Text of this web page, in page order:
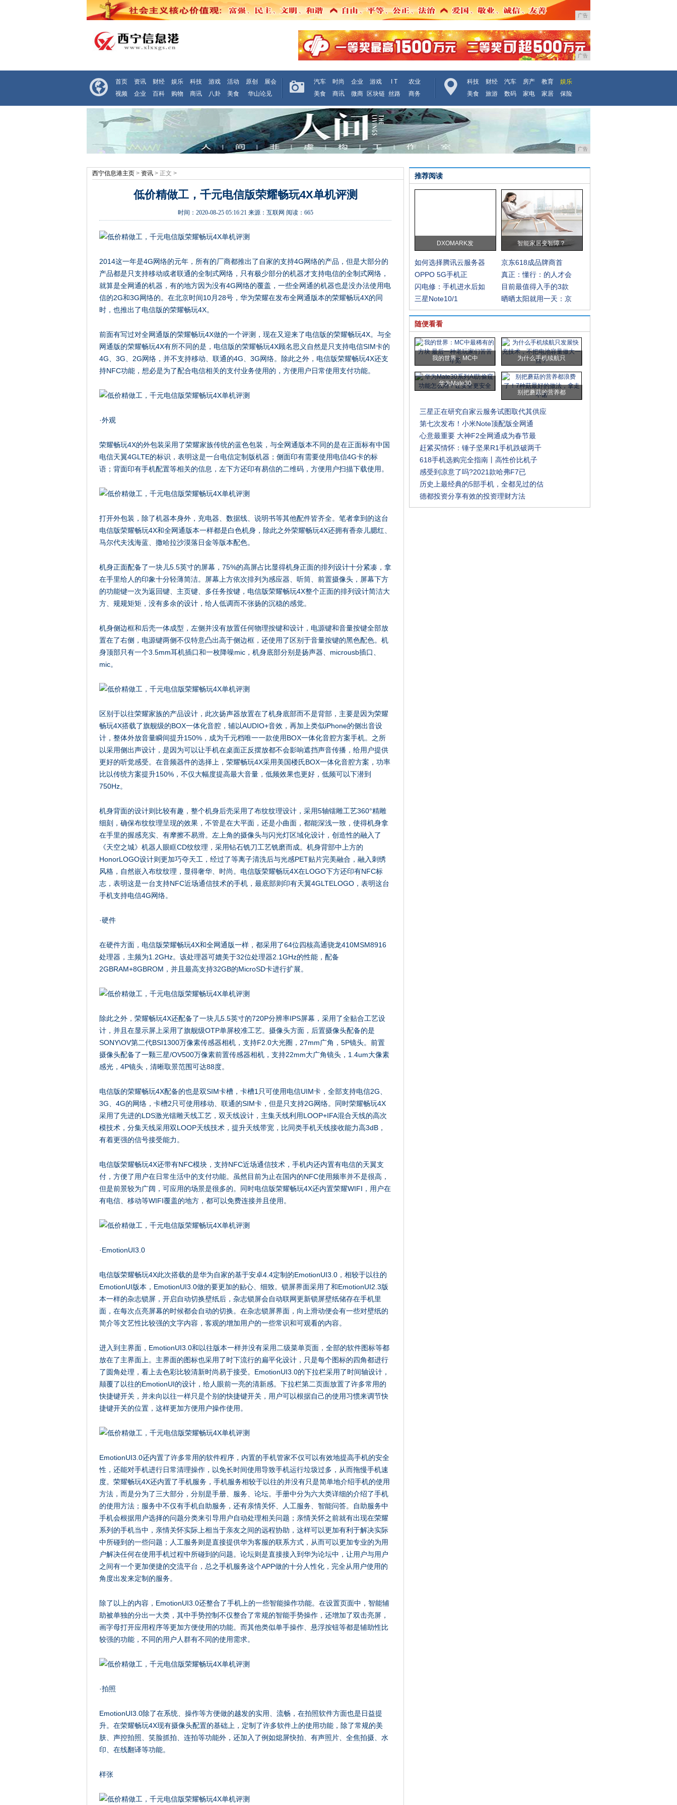
广告
广告
首页 资讯 财经 娱乐 科技 游戏 活动 原创
展会
视频
企业 百科 购物 商讯 八卦 美食 华山论见
汽车 时尚 企业 游戏 I T
农业
美食
商讯 微商 区块链 丝路 商务
科技 财经 汽车 房产 教育
娱乐
美食
旅游 数码 家电 家居 保险
广告
西宁信息港主页 > 资讯 > 正文 >
低价精做工，千元电信版荣耀畅玩4X单机评测
时间： 2020-08-25 05:16:21来源： 互联网 阅读：665
2014这一年是4G网络的元年，所有的厂商都推出了自家的支持4G网络的产品，但是大部分的
产品都是只支持移动或者联通的全制式网络，只有极少部分的机器才支持电信的全制式网络，
就算是全网通的机器，有的地方因为没有4G网络的覆盖，一些全网通的机器也是没办法使用电
信的2G和3G网络的。在北京时间10月28号，华为荣耀在发布全网通版本的荣耀畅玩4X的同
时，也推出了电信版的荣耀畅玩4X。
前面有写过对全网通版的荣耀畅玩4X做的一个评测，现在又迎来了电信版的荣耀畅玩4X。与全
网通版的荣耀畅玩4X有所不同的是，电信版的荣耀畅玩4X顾名思义自然是只支持电信SIM卡的
4G、3G、2G网络，并不支持移动、联通的4G、3G网络。除此之外，电信版荣耀畅玩4X还支
持NFC功能，想必是为了配合电信相关的支付业务使用的，方便用户日常使用支付功能。
·外观
荣耀畅玩4X的外包装采用了荣耀家族传统的蓝色包装，与全网通版本不同的是在正面标有中国
电信天翼4GLTE的标识，表明这是一台电信定制版机器；侧面印有需要使用电信4G卡的标
语；背面印有手机配置等相关的信息，左下方还印有易信的二维码，方便用户扫描下载使用。
打开外包装，除了机器本身外，充电器、数据线、说明书等其他配件皆齐全。笔者拿到的这台
电信版荣耀畅玩4X和全网通版本一样都是白色机身，除此之外荣耀畅玩4X还拥有香奈儿腮红、
马尔代夫浅海蓝、撒哈拉沙漠落日金等版本配色。
机身正面配备了一块儿5.5英寸的屏幕，75%的高屏占比显得机身正面的排列设计十分紧凑，拿
在手里给人的印象十分轻薄简洁。屏幕上方依次排列为感应器、听筒、前置摄像头，屏幕下方
的功能键一次为返回键、主页键、多任务按键，电信版荣耀畅玩4X整个正面的排列设计简洁大
方、规规矩矩，没有多余的设计，给人低调而不张扬的沉稳的感觉。
机身侧边框和后壳一体成型，左侧并没有放置任何物理按键和设计，电源键和音量按键全部放
置在了右侧，电源键两侧不仅特意凸出高于侧边框，还使用了区别于音量按键的黑色配色。机
身顶部只有一个3.5mm耳机插口和一枚降噪mic，机身底部分别是扬声器、microusb插口、
mic。
区别于以往荣耀家族的产品设计，此次扬声器放置在了机身底部而不是背部，主要是因为荣耀
畅玩4X搭载了旗舰级的BOX一体化音腔，辅以AUDIO+音效，再加上类似iPhone的侧出音设
计，整体外放音量瞬间提升150%，成为千元档唯一一款使用BOX一体化音腔方案手机。之所
以采用侧出声设计，是因为可以让手机在桌面正反摆放都不会影响遮挡声音传播，给用户提供
更好的听觉感受。在音频器件的选择上，荣耀畅玩4X采用美国楼氏BOX一体化音腔方案，功率
比以传统方案提升150%，不仅大幅度提高最大音量，低频效果也更好，低频可以下潜到
750Hz。
机身背面的设计则比较有趣，整个机身后壳采用了布纹纹理设计，采用5轴镭雕工艺360°精雕
细刻，确保布纹纹理呈现的效果，不管是在大平面，还是小曲面，都能深浅一致，使得机身拿
在手里的握感充实、有摩擦不易滑。左上角的摄像头与闪光灯区域化设计，创造性的融入了
《天空之城》机器人眼眶CD纹纹理，采用钻石铣刀工艺铣磨而成。机身背部中上方的
HonorLOGO设计则更加巧夺天工，经过了等离子清洗后与光感PET贴片完美融合，融入刺绣
风格，自然嵌入布纹纹理，显得奢华、时尚。电信版荣耀畅玩4X在LOGO下方还印有NFC标
志，表明这是一台支持NFC近场通信技术的手机，最底部则印有天翼4GLTELOGO，表明这台
手机支持电信4G网络。
·硬件
在硬件方面，电信版荣耀畅玩4X和全网通版一样，都采用了64位四核高通骁龙410MSM8916
处理器，主频为1.2GHz。该处理器可媲美于32位处理器2.1GHz的性能，配备
2GBRAM+8GBROM，并且最高支持32GB的MicroSD卡进行扩展。
除此之外，荣耀畅玩4X还配备了一块儿5.5英寸的720P分辨率IPS屏幕，采用了全贴合工艺设
计，并且在显示屏上采用了旗舰级OTP单屏校准工艺。摄像头方面，后置摄像头配备的是
SONY\OV第二代BSI1300万像素传感器相机，支持F2.0大光圈，27mm广角，5P镜头。前置
摄像头配备了一颗三星/OV500万像素前置传感器相机，支持22mm大广角镜头，1.4um大像素
感光，4P镜头，清晰取景范围可达88度。
电信版的荣耀畅玩4X配备的也是双SIM卡槽，卡槽1只可使用电信UIM卡，全部支持电信2G、
3G、4G的网络，卡槽2只可使用移动、联通的SIM卡，但是只支持2G网络。同时荣耀畅玩4X
采用了先进的LDS激光镭雕天线工艺，双天线设计，主集天线利用LOOP+IFA混合天线的高次
模技术，分集天线采用双LOOP天线技术，提升天线带宽，比同类手机天线接收能力高3dB，
有着更强的信号接受能力。
电信版荣耀畅玩4X还带有NFC模块，支持NFC近场通信技术，手机内还内置有电信的天翼支
付，方便了用户在日常生活中的支付功能。虽然目前为止在国内的NFC使用频率并不是很高，
但是前景较为广阔，可应用的场景是很多的。同时电信版荣耀畅玩4X还内置荣耀WIFI，用户在
有电信、移动等WIFI覆盖的地方，都可以免费连接并且使用。
·EmotionUI3.0
电信版荣耀畅玩4X此次搭载的是华为自家的基于安卓4.4定制的EmotionUI3.0，相较于以往的
EmotionUI版本，EmotionUI3.0做的要更加的贴心、细致。锁屏界面采用了和EmotionUI2.3版
本一样的杂志锁屏，开启自动切换壁纸后，杂志锁屏会自动联网更新锁屏壁纸储存在手机里
面，在每次点亮屏幕的时候都会自动的切换。在杂志锁屏界面，向上滑动便会有一些对壁纸的
简介等文艺性比较强的文字内容，客观的增加用户的一些常识和可观看的内容。
进入到主界面，EmotionUI3.0和以往版本一样并没有采用二级菜单页面，全部的软件图标等都
放在了主界面上。主界面的图标也采用了时下流行的扁平化设计，只是每个图标的四角都进行
了圆角处理，看上去色彩比较清新时尚易于接受。EmotionUI3.0的下拉栏采用了时间轴设计，
颠覆了以往的EmotionUI的设计，给人眼前一亮的清新感。下拉栏第二页面放置了许多常用的
快捷键开关，并未向以往一样只是个别的快捷键开关，用户可以根据自己的使用习惯来调节快
捷键开关的位置，这样更加方便用户操作使用。
EmotionUI3.0还内置了许多常用的软件程序，内置的手机管家不仅可以有效地提高手机的安全
性，还能对手机进行日常清理操作，以免长时间使用导致手机运行垃圾过多，从而拖慢手机速
度。荣耀畅玩4X还内置了手机服务，手机服务相较于以往的并没有只是简单地介绍手机的使用
方法，而是分为了三大部分，分别是手册、服务、论坛。手册中分为六大类详细的介绍了手机
的使用方法；服务中不仅有手机自助服务，还有亲情关怀、人工服务、智能问答。自助服务中
手机会根据用户选择的问题分类来引导用户自动处理相关问题；亲情关怀之前就有出现在荣耀
系列的手机当中，亲情关怀实际上相当于亲友之间的远程协助，这样可以更加有利于解决实际
中所碰到的一些问题；人工服务则是直接提供华为客服的联系方式，从而可以更加专业的为用
户解决任何在使用手机过程中所碰到的问题。论坛则是直接接入到华为论坛中，让用户与用户
之间有一个更加便捷的交流平台，总之手机服务这个APP做的十分人性化，完全从用户使用的
角度出发来定制的服务。
除了以上的内容，EmotionUI3.0还整合了手机上的一些智能操作功能。在设置页面中，智能辅
助被单独的分出一大类，其中手势控制不仅整合了常规的智能手势操作，还增加了双击亮屏，
画字母打开应用程序等更加方便使用的功能。而其他类似单手操作、悬浮按钮等都是辅助性比
较强的功能，不同的用户人群有不同的使用需求。
·拍照
EmotionUI3.0除了在系统、操作等方便做的越发的实用、流畅，在拍照软件方面也是日益提
升。在荣耀畅玩4X现有摄像头配置的基础上，定制了许多软件上的使用功能，除了常规的美
肤、声控拍照、笑脸抓拍、连拍等功能外，还加入了例如熄屏快拍、有声照片、全焦拍摄、水
印、在线翻译等功能。
样张
推荐阅读
DXOMARK发 智能家居变智障？
如何选择腾讯云服务器
京东618成品牌商首
OPPO 5G手机正
真正：懂行：的人才会
闪电修：手机进水后如
目前最值得入手的3款
三星Note10/1
晒晒太阳就用一天：京
随便看看
我的世界：MC中 为什么手机续航只
华为Mate30
别把蘑菇的营养都
三星正在研究自家云服务试图取代其供应
第七次发布！小米Note顶配版全网通
心意最重要 大神F2全网通成为春节最
赶紧买情怀：锤子坚果R1手机跌破两千
618手机选购完全指南丨高性价比机子
感受到凉意了吗?2021款哈弗F7已
历史上最经典的5部手机，全都见过的估
德都投资分享有效的投资理财方法